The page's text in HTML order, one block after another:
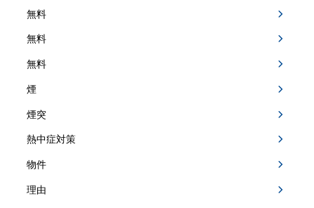
無料
無料
無料
煙
煙突
熱中症対策
物件
理由